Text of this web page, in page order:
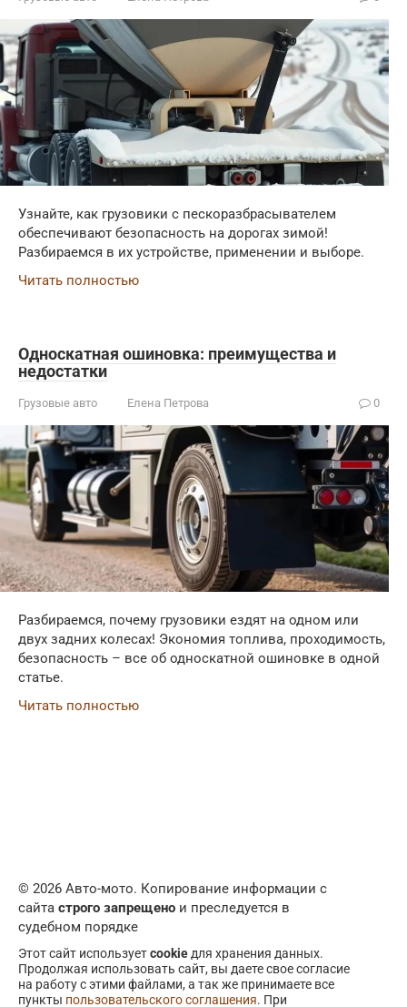
Узнайте, как грузовики с пескоразбрасывателем
обеспечивают безопасность на дорогах зимой!
Разбираемся в их устройстве, применении и выборе.
Читать полностью
Односкатная ошиновка: преимущества и
недостатки
Грузовые авто Елена Петрова 0
Разбираемся, почему грузовики ездят на одном или
двух задних колесах! Экономия топлива, проходимость,
безопасность – все об односкатной ошиновке в одной
статье.
Читать полностью
© 2026 Авто-мото. Копирование информации с
сайта строго запрещено и преследуется в
судебном порядке
Этот сайт используетcookieдля хранения данных.
Продолжая использовать сайт, вы даете свое согласие
на работу с этими файлами, а так же принимаете все
пункты пользовательского соглашения. При